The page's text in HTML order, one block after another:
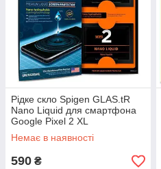
Рідке скло Spigen GLAS.tR
Nano Liquid для смартфона
Google Pixel 2 XL
Немає в наявності
590 ₴